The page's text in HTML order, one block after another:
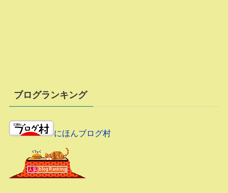
ブログランキング
にほんブログ村